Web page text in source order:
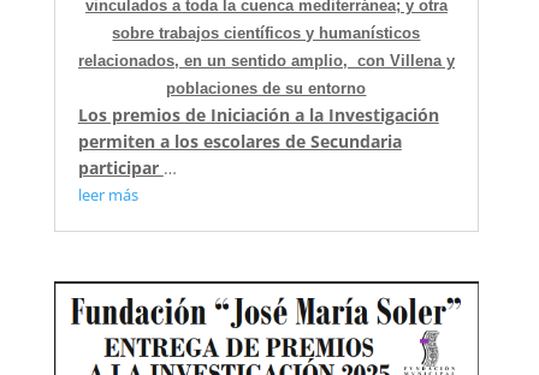
vinculados a toda la cuenca mediterránea; y otra
sobre trabajos científicos y humanísticos
relacionados, en un sentido amplio, con Villena y
poblaciones de su entorno
Los premios de Iniciación a la Investigación
permiten a los escolares de Secundaria
participar …
leer más